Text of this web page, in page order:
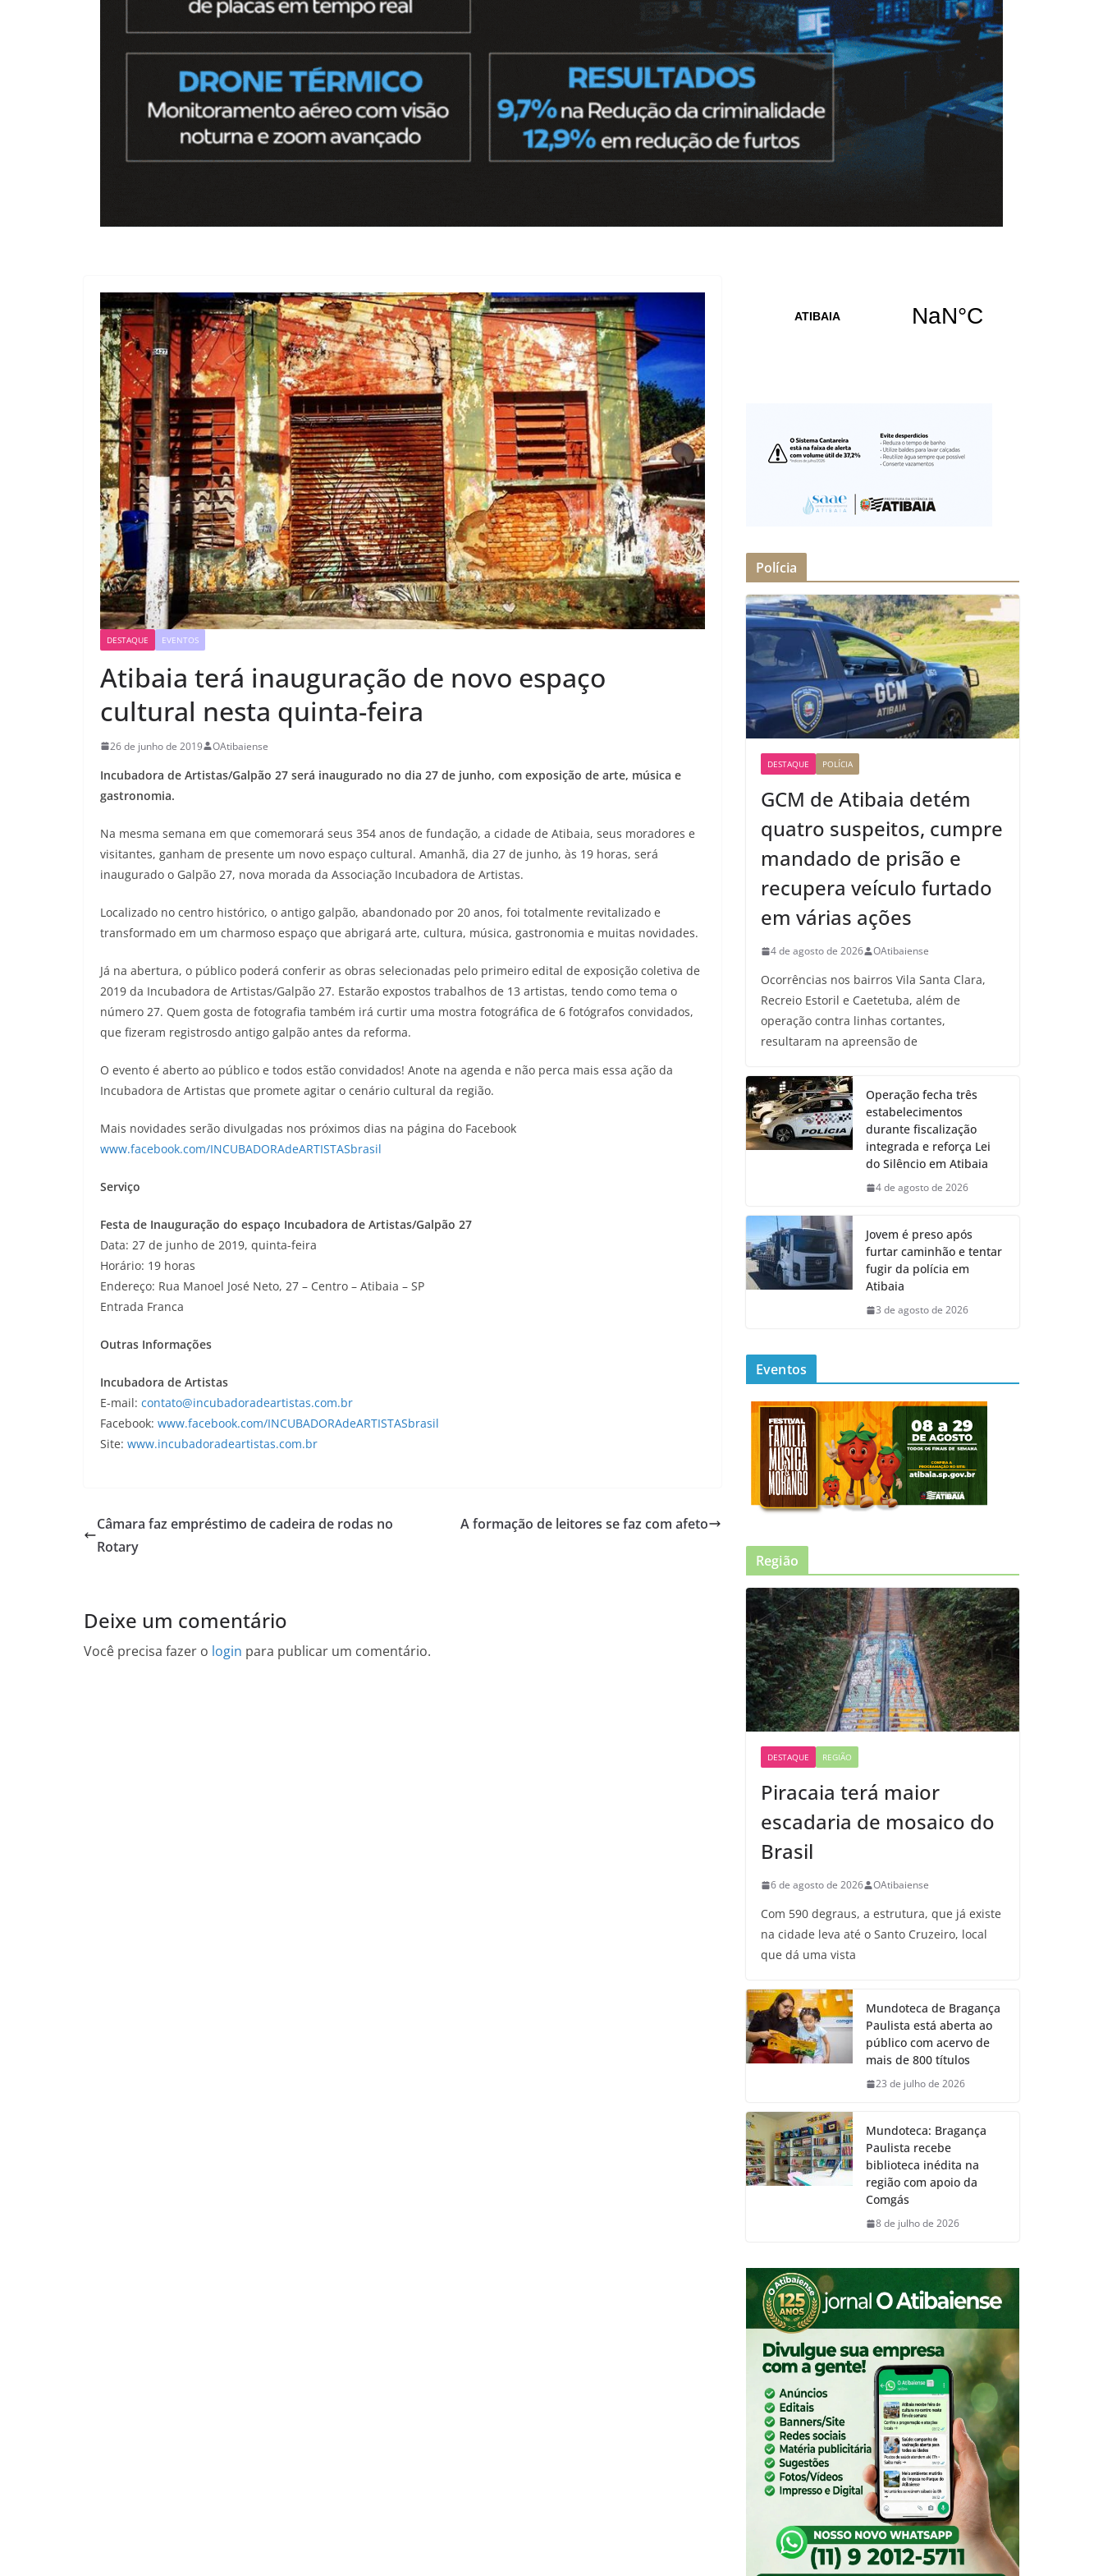
DESTAQUE EVENTOS
Atibaia terá inauguração de novo espaço
cultural nesta quinta-feira
26 de junho de 2019 OAtibaiense
Incubadora de Artistas/Galpão 27 será inaugurado no dia 27 de junho, com exposição de arte, música e
gastronomia.
Na mesma semana em que comemorará seus 354 anos de fundação, a cidade de Atibaia, seus moradores e
visitantes, ganham de presente um novo espaço cultural. Amanhã, dia 27 de junho, às 19 horas, será
inaugurado o Galpão 27, nova morada da Associação Incubadora de Artistas.
Localizado no centro histórico, o antigo galpão, abandonado por 20 anos, foi totalmente revitalizado e
transformado em um charmoso espaço que abrigará arte, cultura, música, gastronomia e muitas novidades.
Já na abertura, o público poderá conferir as obras selecionadas pelo primeiro edital de exposição coletiva de
2019 da Incubadora de Artistas/Galpão 27. Estarão expostos trabalhos de 13 artistas, tendo como tema o
número 27. Quem gosta de fotografia também irá curtir uma mostra fotográfica de 6 fotógrafos convidados,
que fizeram registrosdo antigo galpão antes da reforma.
O evento é aberto ao público e todos estão convidados! Anote na agenda e não perca mais essa ação da
Incubadora de Artistas que promete agitar o cenário cultural da região.
Mais novidades serão divulgadas nos próximos dias na página do Facebook
www.facebook.com/INCUBADORAdeARTISTASbrasil
Serviço
Festa de Inauguração do espaço Incubadora de Artistas/Galpão 27
Data: 27 de junho de 2019, quinta-feira
Horário: 19 horas
Endereço: Rua Manoel José Neto, 27 – Centro – Atibaia – SP
Entrada Franca
Outras Informações
Incubadora de Artistas
E-mail: contato@incubadoradeartistas.com.br
Facebook: www.facebook.com/INCUBADORAdeARTISTASbrasil
Site: www.incubadoradeartistas.com.br
Câmara faz empréstimo de cadeira de rodas no
Rotary
A formação de leitores se faz com afeto
Deixe um comentário
Você precisa fazer o login para publicar um comentário.
Polícia
DESTAQUE POLÍCIA
GCM de Atibaia detém
quatro suspeitos, cumpre
mandado de prisão e
recupera veículo furtado
em várias ações
4 de agosto de 2026 OAtibaiense
Ocorrências nos bairros Vila Santa Clara,
Recreio Estoril e Caetetuba, além de
operação contra linhas cortantes,
resultaram na apreensão de
Operação fecha três
estabelecimentos
durante fiscalização
integrada e reforça Lei
do Silêncio em Atibaia
4 de agosto de 2026
Jovem é preso após
furtar caminhão e tentar
fugir da polícia em
Atibaia
3 de agosto de 2026
Eventos
Região
DESTAQUE REGIÃO
Piracaia terá maior
escadaria de mosaico do
Brasil
6 de agosto de 2026 OAtibaiense
Com 590 degraus, a estrutura, que já existe
na cidade leva até o Santo Cruzeiro, local
que dá uma vista
Mundoteca de Bragança
Paulista está aberta ao
público com acervo de
mais de 800 títulos
23 de julho de 2026
Mundoteca: Bragança
Paulista recebe
biblioteca inédita na
região com apoio da
Comgás
8 de julho de 2026